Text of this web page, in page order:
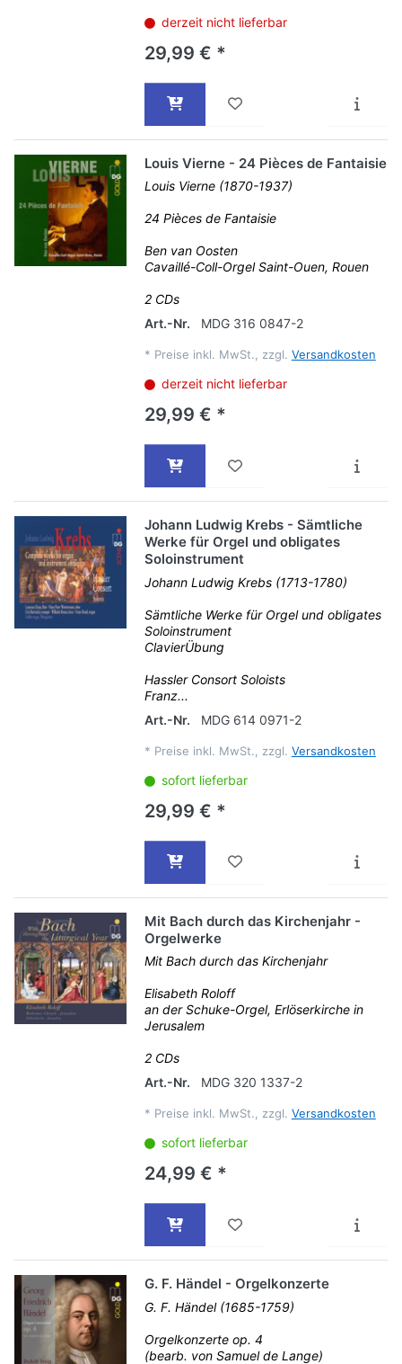
derzeit nicht lieferbar
29,99 € *
Louis Vierne - 24 Pièces de Fantaisie
Louis Vierne (1870-1937)
24 Pièces de Fantaisie
Ben van Oosten
Cavaillé-Coll-Orgel Saint-Ouen, Rouen
2 CDs
Art.-Nr.
MDG 316 0847-2
* Preise inkl. MwSt., zzgl. Versandkosten
derzeit nicht lieferbar
29,99 € *
Johann Ludwig Krebs - Sämtliche
Werke für Orgel und obligates
Soloinstrument
Johann Ludwig Krebs (1713-1780)
Sämtliche Werke für Orgel und obligates
Soloinstrument
ClavierÜbung
Hassler Consort Soloists
Franz...
Art.-Nr.
MDG 614 0971-2
* Preise inkl. MwSt., zzgl. Versandkosten
sofort lieferbar
29,99 € *
Mit Bach durch das Kirchenjahr -
Orgelwerke
Mit Bach durch das Kirchenjahr
Elisabeth Roloff
an der Schuke-Orgel, Erlöserkirche in
Jerusalem
2 CDs
Art.-Nr.
MDG 320 1337-2
* Preise inkl. MwSt., zzgl. Versandkosten
sofort lieferbar
24,99 € *
G. F. Händel - Orgelkonzerte
G. F. Händel (1685-1759)
Orgelkonzerte op. 4
(bearb. von Samuel de Lange)